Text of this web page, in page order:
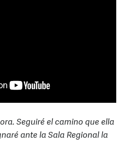
Seguiré el camino que ella
ante la Sala Regional la